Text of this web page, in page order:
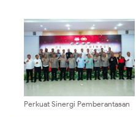
Perkuat Sinergi Pemberantasan